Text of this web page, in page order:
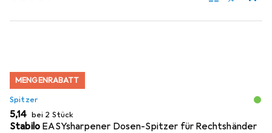
MENGENRABATT
Spitzer
EUR
5,14 bei 2 Stück
Stabilo EASYsharpener Dosen-Spitzer für Rechtshänder